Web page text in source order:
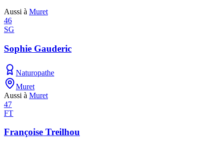
Aussi à Muret
46
SG
Sophie Gauderic
Naturopathe
Muret
Aussi à Muret
47
FT
Françoise Treilhou